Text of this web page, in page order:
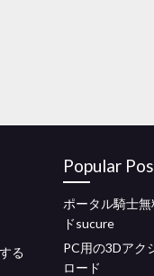
る
Popular
ポータル騎士
ドsucure
PC用の3Dアク
ロード